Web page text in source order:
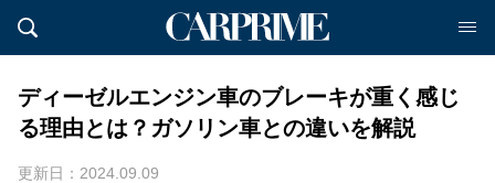
ディーゼルエンジン車のブレーキが重く感じ
る理由とは？ガソリン車との違いを解説
更新日：2024.09.09